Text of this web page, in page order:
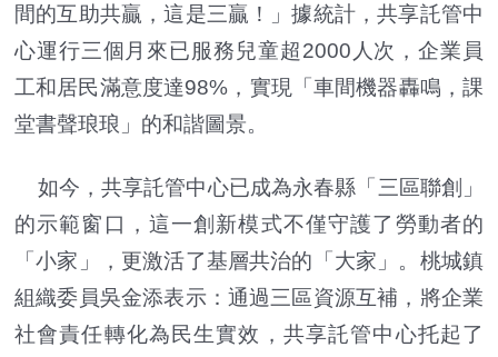
間的互助共贏，這是三贏！」據統計，共享託管中
心運行三個月來已服務兒童超2000人次，企業員
工和居民滿意度達98%，實現「車間機器轟鳴，課
堂書聲琅琅」的和諧圖景。
如今，共享託管中心已成為永春縣「三區聯創」
的示範窗口，這一創新模式不僅守護了勞動者的
「小家」，更激活了基層共治的「大家」。桃城鎮
組織委員吳金添表示：通過三區資源互補，將企業
社會責任轉化為民生實效，共享託管中心托起了